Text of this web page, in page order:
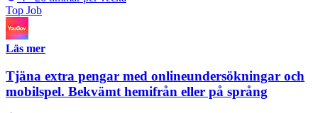
Top Job
Läs mer
Tjäna extra pengar med onlineundersökningar och
mobilspel. Bekvämt hemifrån eller på språng